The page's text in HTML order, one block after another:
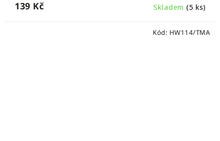
Skladem (5 ks)
139 Kč
Kód: HW114/TMA